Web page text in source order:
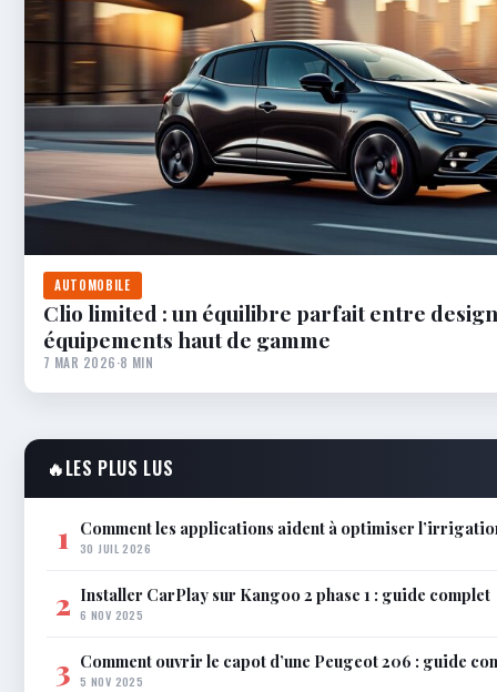
AUTOMOBILE
Clio limited : un équilibre parfait entre
équipements haut de gamme
7 MAR 2026·8 MIN
🔥LES PLUS LUS
1 Comment les applications aident à optimiser
30 JUIL 2026
2 Installer CarPlay sur Kangoo 2 phase 1 : guide complet
6 NOV 2025
3 Comment ouvrir le capot d’une Peugeot 206 : guide
5 NOV 2025